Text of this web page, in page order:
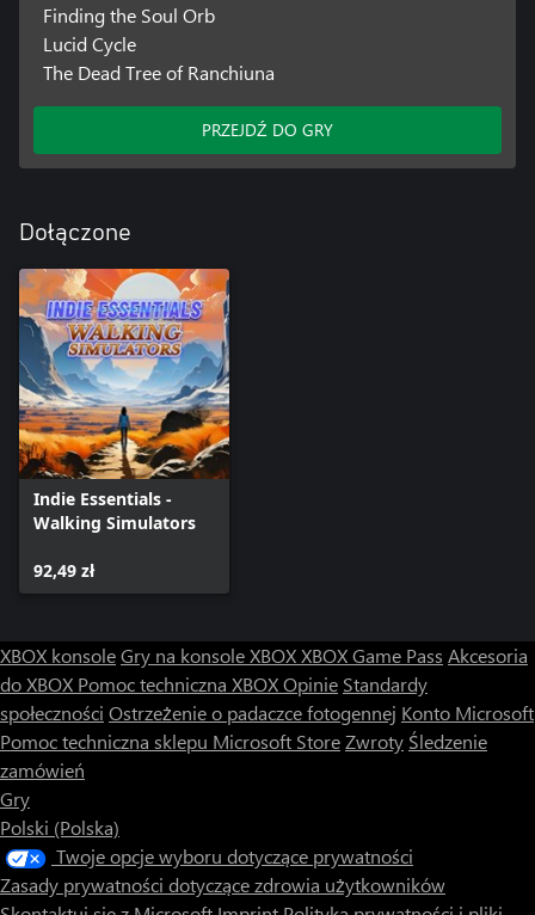
Finding the Soul Orb
Lucid Cycle
The Dead Tree of Ranchiuna
PRZEJDŹ DO GRY
Dołączone
Indie Essentials -
Walking Simulators
92,49 zł
XBOX konsoleGry na konsole XBOXXBOX Game Pass Akcesoria
do XBOX Pomoc techniczna XBOXOpinie Standardy
społeczności Ostrzeżenie o padaczce fotogennej Konto Microsoft
Pomoc techniczna sklepu Microsoft StoreZwroty Śledzenie
zamówień
Gry
Polski (Polska)
Twoje opcje wyboru dotyczące prywatności
Zasady prywatności dotyczące zdrowia użytkowników